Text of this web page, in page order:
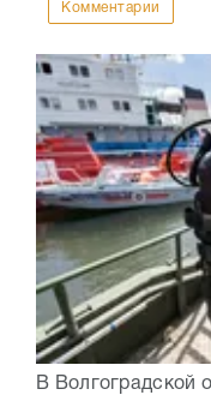
Комментарии
В Волгоградской